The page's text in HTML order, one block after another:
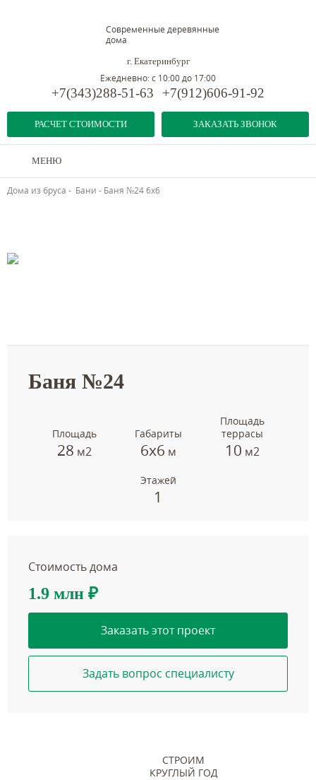
Современные деревянные
дома
г. Екатеринбург
РАСЧЕТ СТОИМОСТИ
Ежедневно: с 10:00 до 17:00
+7(343)288-51-63 +7(912)606-91-92
ЗАКАЗАТЬ ЗВОНОК
МЕНЮ
Дома из бруса - Бани - Баня №24 6х6
Баня №24
Площадь
28 м2
Габариты
6х6 м
Площадь
террасы
10 м2
Этажей
1
Стоимость дома
1.9 млн ₽
Заказать этот проект
Задать вопрос специалисту
СТРОИМ
КРУГЛЫЙ ГОД